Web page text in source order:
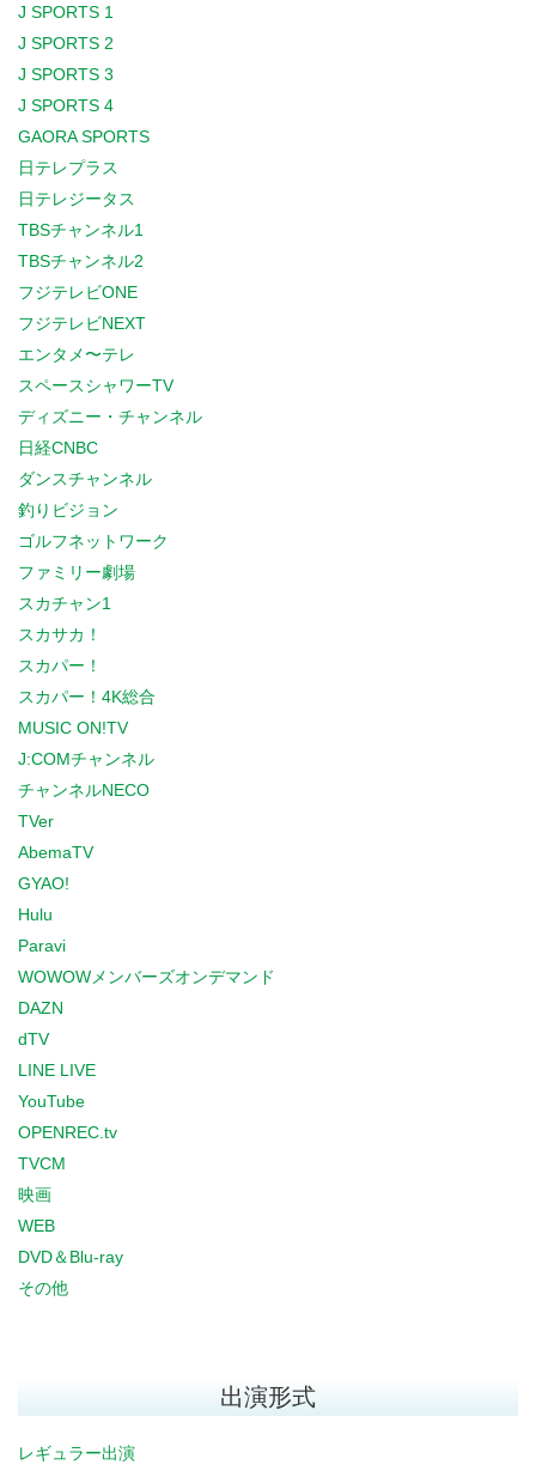
J SPORTS 1
J SPORTS 2
J SPORTS 3
J SPORTS 4
GAORA SPORTS
日テレプラス
日テレジータス
TBSチャンネル1
TBSチャンネル2
フジテレビONE
フジテレビNEXT
エンタメ〜テレ
スペースシャワーTV
ディズニー・チャンネル
日経CNBC
ダンスチャンネル
釣りビジョン
ゴルフネットワーク
ファミリー劇場
スカチャン1
スカサカ！
スカパー！
スカパー！4K総合
MUSIC ON!TV
J:COMチャンネル
チャンネルNECO
TVer
AbemaTV
GYAO!
Hulu
Paravi
WOWOWメンバーズオンデマンド
DAZN
dTV
LINE LIVE
YouTube
OPENREC.tv
TVCM
映画
WEB
DVD＆Blu-ray
その他
出演形式
レギュラー出演